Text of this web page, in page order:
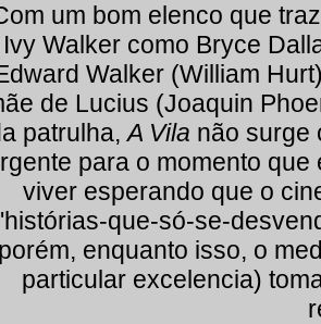
um bom elenco que
Ivy Walker como Bryce
Walker (William
de Lucius (Joaquin
patrulha,A Vila não surge
para o momento
viver esperando que o
que-só-se-
porém, enquanto isso, o
particular excelencia)